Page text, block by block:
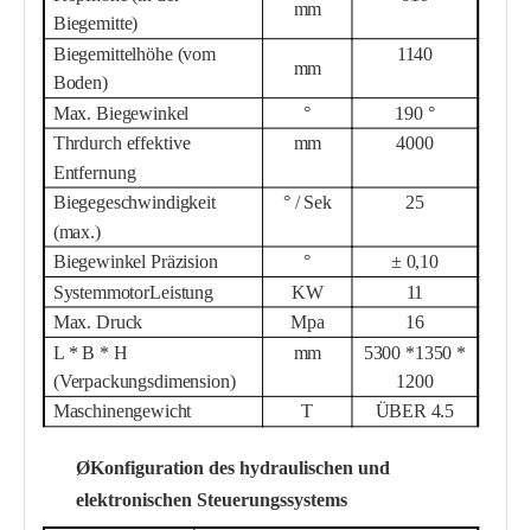
Biegemitte)
mm
Biegemittelhöhe (vom
Boden)
mm
1140
Max. Biegewinkel °
190 °
Thrdurch effektive
Entfernung
mm 4000
Biegegeschwindigkeit
(max.)
° / Sek 25
Biegewinkel Präzision °
± 0,10
SystemmotorLeistung KW 11
Max. Druck Mpa 16
L * B * H
(Verpackungsdimension)
mm 5300 *1350 *
1 200
Maschinengewicht
T ÜBER 4.5
ØKonfiguration des hydraulischen und
elektronischen Steuerungssystems